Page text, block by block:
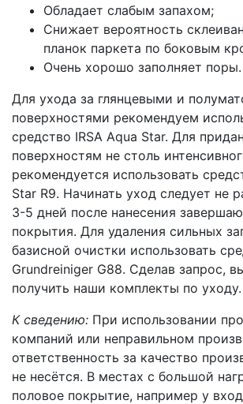
Обладает слабым запахом;
Снижает вероятность
планок паркета по боковым
Очень хорошо заполняет поры.
Для ухода за глянцевыми и
поверхностями рекомендуем
средство IRSA Aqua Star. Для
поверхностям не столь
рекомендуется использовать
Star R9. Начинать уход следует не
3-5 дней после нанесения
покрытия. Для удаления сильных
базисной очистки использовать
Grundreiniger G88. Cделав запрос,
получить наши комплекты по уходу.
К сведению: При использовании
компаний или неправильном
ответственность за качество
не несётся. В местах с большой
половое покрытие, например у